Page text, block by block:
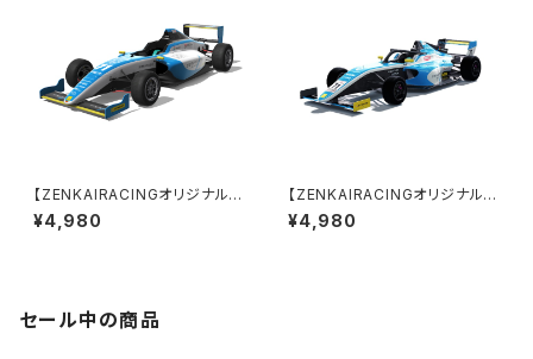
【ZENKAIRACINGオリジナル】
『Z110』 MOD for AssettoCo
rsa【ダウンロード販売】
¥4,980
【ZENKAIRACINGオリジナル】
『MCZ4』 for Assettocorsa
MOD Version1.3.0（個人利
¥4,980
セール中の商品